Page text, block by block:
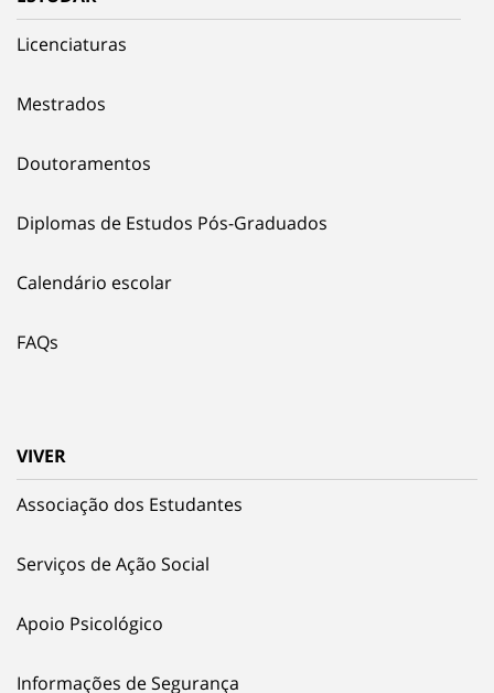
Licenciaturas
Mestrados
Doutoramentos
Diplomas de Estudos Pós-Graduados
Calendário escolar
FAQs
VIVER
Associação dos Estudantes
Serviços de Ação Social
Apoio Psicológico
Informações de Segurança